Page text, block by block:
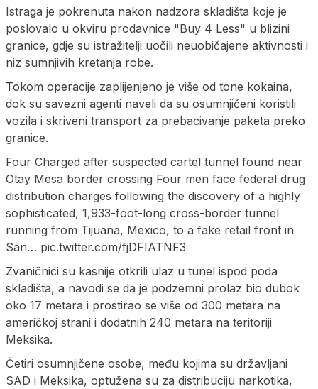
Istraga je pokrenuta nakon nadzora skladišta koje je
poslovalo u okviru prodavnice "Buy 4 Less" u blizini
granice, gdje su istražitelji uočili neuobičajene aktivnosti i
niz sumnjivih kretanja robe.
Tokom operacije zaplijenjeno je više od tone kokaina,
dok su savezni agenti naveli da su osumnjičeni koristili
vozila i skriveni transport za prebacivanje paketa preko
granice.
Four Charged after suspected cartel tunnel found near
Otay Mesa border crossing Four men face federal drug
distribution charges following the discovery of a highly
sophisticated, 1,933-foot-long cross-border tunnel
running from Tijuana, Mexico, to a fake retail front in
San… pic.twitter.com/fjDFIATNF3
Zvaničnici su kasnije otkrili ulaz u tunel ispod poda
skladišta, a navodi se da je podzemni prolaz bio dubok
oko 17 metara i prostirao se više od 300 metara na
američkoj strani i dodatnih 240 metara na teritoriji
Meksika.
Četiri osumnjičene osobe, među kojima su državljani
SAD i Meksika, optužena su za distribuciju narkotika,